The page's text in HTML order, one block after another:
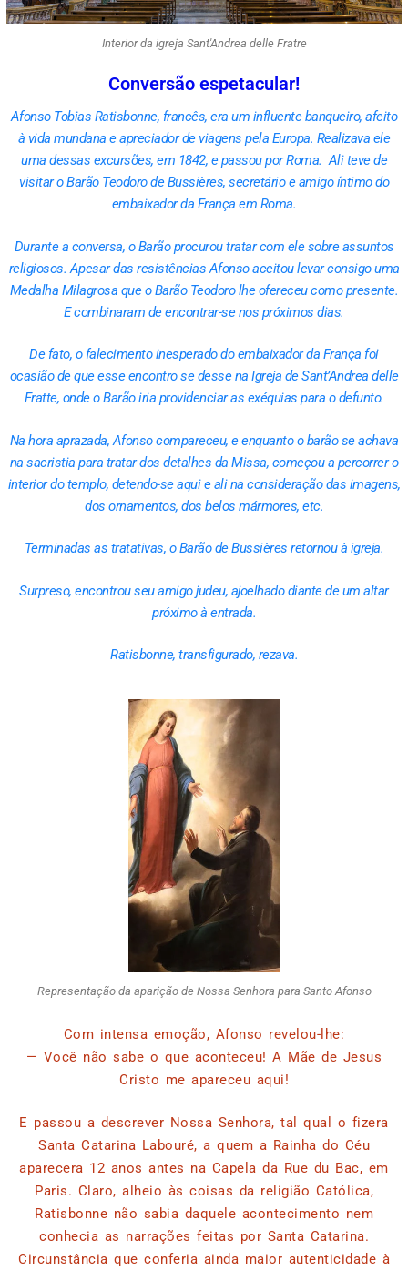
Interior da igreja Sant'Andrea delle Fratre
Conversão espetacular!
Afonso Tobias Ratisbonne, francês, era um influente banqueiro, afeito
à vida mundana e apreciador de viagens pela Europa. Realizava ele
uma dessas excursões, em 1842, e passou por Roma. Ali teve de
visitar o Barão Teodoro de Bussières, secretário e amigo íntimo do
embaixador da França em Roma.
Durante a conversa, o Barão procurou tratar com ele sobre assuntos
religiosos. Apesar das resistências Afonso aceitou levar consigo uma
Medalha Milagrosa que o Barão Teodoro lhe ofereceu como presente.
E combinaram de encontrar-se nos próximos dias.
De fato, o falecimento inesperado do embaixador da França foi
ocasião de que esse encontro se desse na Igreja de Sant’Andrea delle
Fratte, onde o Barão iria providenciar as exéquias para o defunto.
Na hora aprazada, Afonso compareceu, e enquanto o barão se achava
na sacristia para tratar dos detalhes da Missa, começou a percorrer o
interior do templo, detendo-se aqui e ali na consideração das imagens,
dos ornamentos, dos belos mármores, etc.
Terminadas as tratativas, o Barão de Bussières retornou à igreja.
Surpreso, encontrou seu amigo judeu, ajoelhado diante de um altar
próximo à entrada.
Ratisbonne, transfigurado, rezava.
Representação da aparição de Nossa Senhora para Santo Afonso
Com intensa emoção, Afonso revelou-lhe:
— Você não sabe o que aconteceu! A Mãe de Jesus
Cristo me apareceu aqui!
E passou a descrever Nossa Senhora, tal qual o fizera
Santa Catarina Labouré, a quem a Rainha do Céu
aparecera 12 anos antes na Capela da Rue du Bac, em
Paris. Claro, alheio às coisas da religião Católica,
Ratisbonne não sabia daquele acontecimento nem
conhecia as narrações feitas por Santa Catarina.
Circunstância que conferia ainda maior autenticidade à